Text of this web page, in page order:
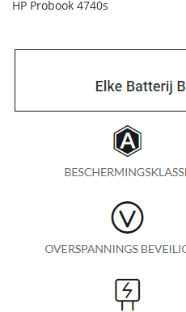
HP Probook 4740s